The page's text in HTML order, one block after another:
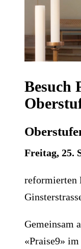
Besuch
Freitag, 25.
reformierten
Gemeinsam
«Praise9»